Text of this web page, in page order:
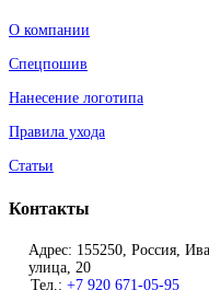
О компании
Спецпошив
Нанесение логотипа
Правила ухода
Статьи
Контакты
Адрес: 155250, Россия,
улица, 20
Тел.: +7 920 671-05-95